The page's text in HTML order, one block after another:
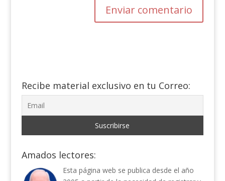
Recibe material exclusivo en tu Correo:
Amados lectores:
Esta página web se publica desde el año